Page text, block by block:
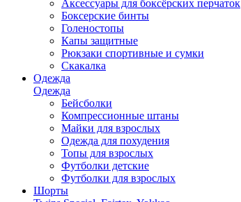
Аксессуары для боксёрских перчаток
Боксерские бинты
Голеностопы
Капы защитные
Рюкзаки спортивные и сумки
Скакалка
Одежда
Одежда
Бейсболки
Компрессионные штаны
Майки для взрослых
Одежда для похудения
Топы для взрослых
Футболки детские
Футболки для взрослых
Шорты